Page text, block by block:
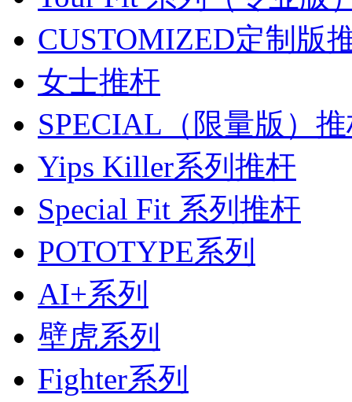
CUSTOMIZED定制版
女士推杆
SPECIAL（限量版）
Yips Killer系列推杆
Special Fit 系列推杆
POTOTYPE系列
AI+系列
壁虎系列
Fighter系列